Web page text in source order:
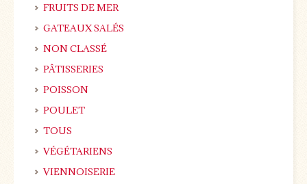
FRUITS DE MER
GATEAUX SALÉS
NON CLASSÉ
PÂTISSERIES
POISSON
POULET
TOUS
VÉGÉTARIENS
VIENNOISERIE